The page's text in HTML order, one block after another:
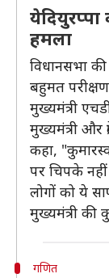
हमला
विधानसभा
बहुमत
मुख्यमंत्री
मुख्यमंत्री और
कहा,
पर चिपके
लोगों को ये
मुख्यमंत्री की
गणित